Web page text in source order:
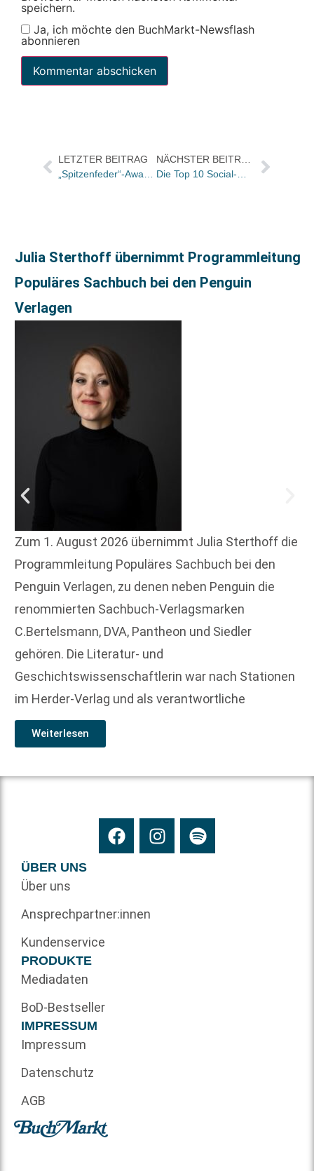
speichern.
Ja, ich möchte den BuchMarkt-Newsflash
abonnieren
LETZTER BEITRAG
Julia Sterthoff übernimmt Programmleitung
Populäres Sachbuch bei den Penguin
Verlagen
Zum 1. August 2026 übernimmt Julia Sterthoff die
Programmleitung Populäres Sachbuch bei den
Penguin Verlagen, zu denen neben Penguin die
renommierten Sachbuch-Verlagsmarken
C.Bertelsmann, DVA, Pantheon und Siedler
gehören. Die Literatur- und
Geschichtswissenschaftlerin war nach Stationen
im Herder-Verlag und als verantwortliche
Weiterlesen
ÜBER UNS
Über uns
Ansprechpartner:innen
Kundenservice
PRODUKTE
Mediadaten
BoD-Bestseller
IMPRESSUM
Impressum
Datenschutz
AGB